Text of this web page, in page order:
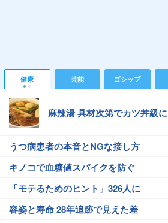
健康 芸能 ゴシップ
麻辣湯 具材次第でカツ丼級に
うつ病患者の本音とNGな接し方
キノコで血糖値スパイクを防ぐ
「モテるためのヒント」326人に
容姿と寿命 28年追跡で見えた差